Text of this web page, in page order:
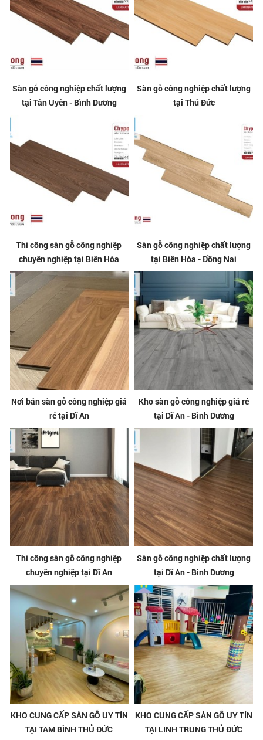
Sàn gỗ công nghiệp chất lượng
tại Tân Uyên - Bình Dương
Sàn gỗ công nghiệp chất lượng
tại Thủ Đức
Thi công sàn gỗ công nghiệp
chuyên nghiệp tại Biên Hòa
Sàn gỗ công nghiệp chất lượng
tại Biên Hòa - Đồng Nai
Nơi bán sàn gỗ công nghiệp giá
rẻ tại Dĩ An
Kho sàn gỗ công nghiệp giá rẻ
tại Dĩ An - Bình Dương
Thi công sàn gỗ công nghiệp
chuyên nghiệp tại Dĩ An
Sàn gỗ công nghiệp chất lượng
tại Dĩ An - Bình Dương
KHO CUNG CẤP SÀN GỖ UY TÍN
TẠI TAM BÌNH THỦ ĐỨC
KHO CUNG CẤP SÀN GỖ UY TÍN
TẠI LINH TRUNG THỦ ĐỨC